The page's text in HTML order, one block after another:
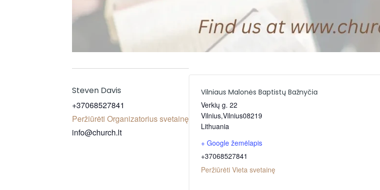
Steven Davis
+37068527841
Peržiūrėti Organizatorius svetainę
info@church.lt
Vilniaus Malonės Baptistų Bažnyčia
Verkių g. 22
Vilnius,Vilnius08219
Lithuania
+ Google žemėlapis
+37068527841
Peržiūrėti Vieta svetainę